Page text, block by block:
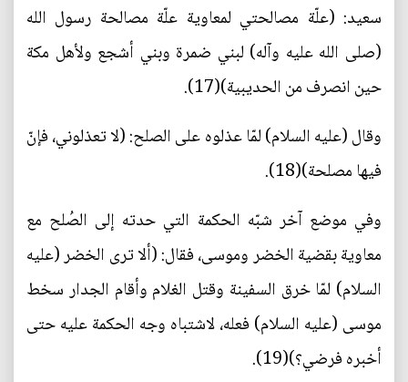
سعيد: (علّة مصالحتي لمعاوية علّة مصالحة رسول الله
(صلى الله عليه وآله) لبني ضمرة وبني أشجع ولأهل مكة
حين انصرف من الحديبية)(17).
وقال (عليه السلام) لمّا عذلوه على الصلح: (لا تعذلوني، فإنّ
فيها مصلحة)(18).
وفي موضع آخر شبّه الحكمة التي حدته إلى الصُلح مع
معاوية بقضية الخضر وموسى، فقال: (ألا ترى الخضر (عليه
السلام) لمّا خرق السفينة وقتل الغلام وأقام الجدار سخط
موسى (عليه السلام) فعله، لاشتباه وجه الحكمة عليه حتى
أخبره فرضي؟)(19).